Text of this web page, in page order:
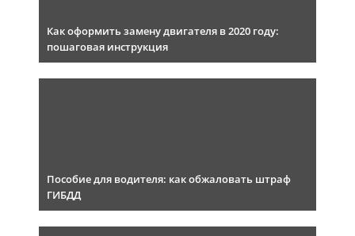
Как оформить замену двигателя в 2020 году:
пошаговая инструкция
Пособие для водителя: как обжаловать штраф
ГИБДД